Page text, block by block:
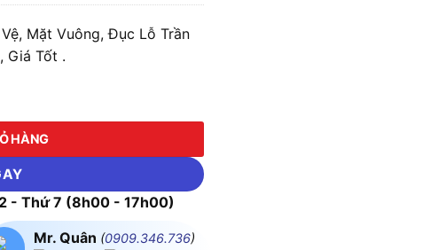
Mặt Vuông, Đục Lỗ Trần
Giá Tốt .
Vuông, Đục Lỗ Trần 292mm MPE AFC-300 số lượng
HÀNG
- Thứ 7 (8h00 - 17h00)
Mr. Quân (0909.346.736)